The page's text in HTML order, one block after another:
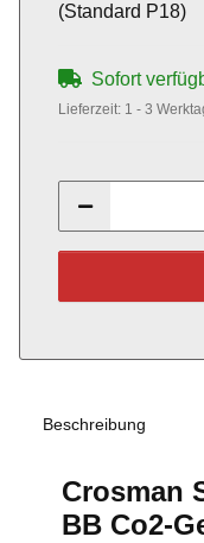
(Standard P18)
Sofort
Lieferzeit: 1 - 3
Beschreibung
Crosman
BB Co2-